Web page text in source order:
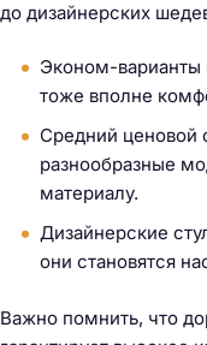
до дизайнерских
Эконом-варианты
тоже вполне
Средний ценовой
разнообразные
материалу.
Дизайнерские
они становятся
Важно помнить, что